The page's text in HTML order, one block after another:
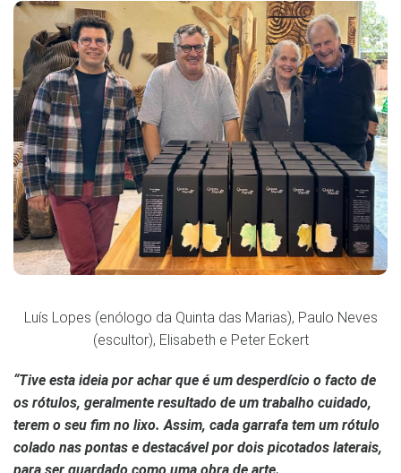
Luís Lopes (enólogo da Quinta das Marias), Paulo Neves
(escultor), Elisabeth e Peter Eckert
“Tive esta ideia por achar que é um desperdício o facto de
os rótulos, geralmente resultado de um trabalho cuidado,
terem o seu fim no lixo. Assim, cada garrafa tem um rótulo
colado nas pontas e destacável por dois picotados laterais,
para ser guardado como uma obra de arte.